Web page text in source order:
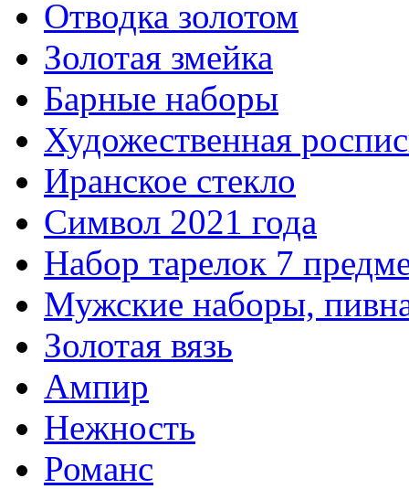
Отводка золотом
Золотая змейка
Барные наборы
Художественная
Иранское стекло
Символ 2021 года
Набор тарелок 7
Мужские наборы,
Золотая вязь
Ампир
Нежность
Романс